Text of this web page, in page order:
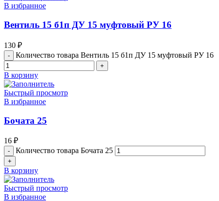
В избранное
Вентиль 15 б1п ДУ 15 муфтовый РУ 16
130 ₽
Количество товара Вентиль 15 б1п ДУ 15 муфтовый РУ 16
В корзину
Быстрый просмотр
В избранное
Бочата 25
16 ₽
Количество товара Бочата 25
В корзину
Быстрый просмотр
В избранное